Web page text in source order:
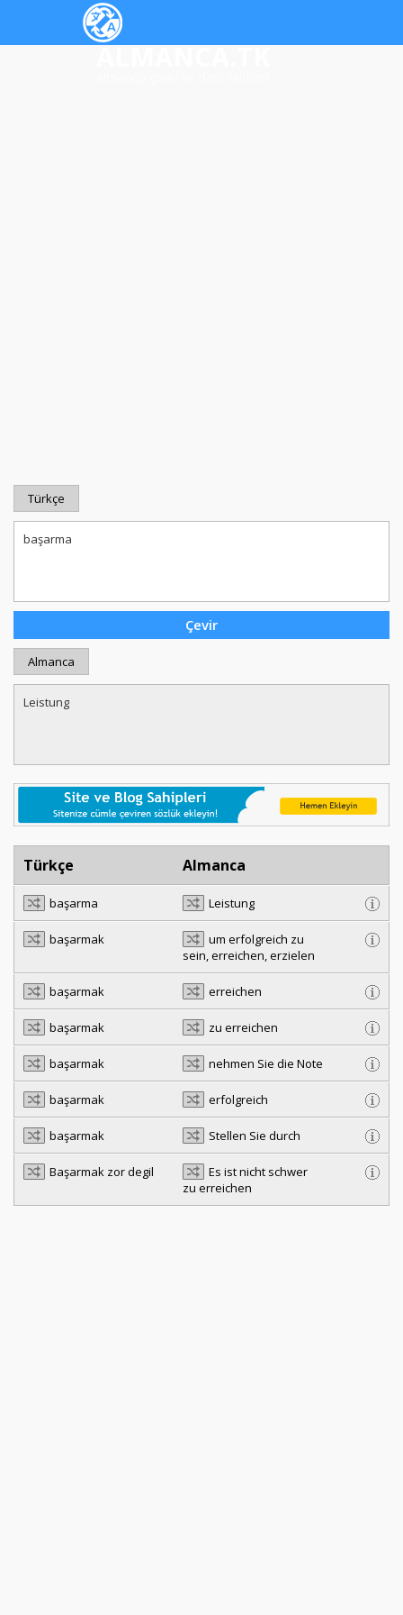
ALMANCA.TK
Türkçe
Almanca
Türkçe Almanca
başarma Leistung
başarmak
um erfolgreich zu
sein, erreichen, erzielen
başarmak erreichen
başarmak zu erreichen
başarmak nehmen Sie die Note
başarmak erfolgreich
başarmak Stellen Sie durch
Başarmak zor degil
Es ist nicht schwer
zu erreichen